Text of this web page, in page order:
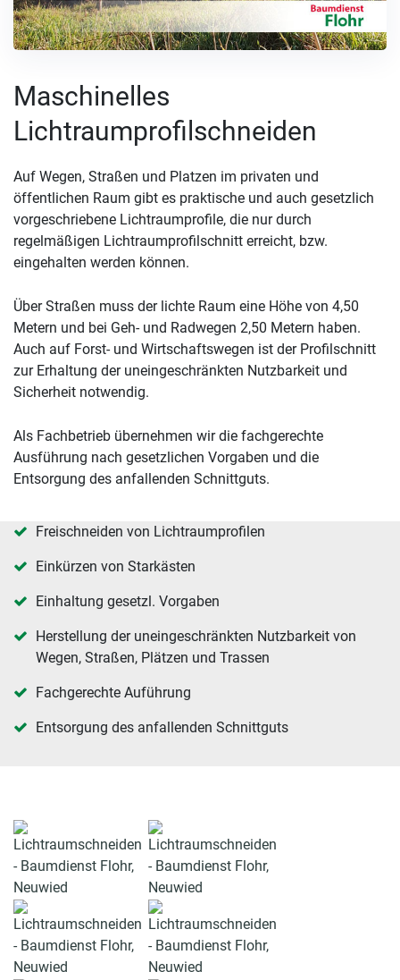
Maschinelles
Lichtraumprofilschneiden
Auf Wegen, Straßen und Platzen im privaten und
öffentlichen Raum gibt es praktische und auch gesetzlich
vorgeschriebene Lichtraumprofile, die nur durch
regelmäßigen Lichtraumprofilschnitt erreicht, bzw.
eingehalten werden können.
Über Straßen muss der lichte Raum eine Höhe von 4,50
Metern und bei Geh- und Radwegen 2,50 Metern haben.
Auch auf Forst- und Wirtschaftswegen ist der Profilschnitt
zur Erhaltung der uneingeschränkten Nutzbarkeit und
Sicherheit notwendig.
Als Fachbetrieb übernehmen wir die fachgerechte
Ausführung nach gesetzlichen Vorgaben und die
Entsorgung des anfallenden Schnittguts.
Freischneiden von Lichtraumprofilen
Einkürzen von Starkästen
Einhaltung gesetzl. Vorgaben
Herstellung der uneingeschränkten Nutzbarkeit von
Wegen, Straßen, Plätzen und Trassen
Fachgerechte Auführung
Entsorgung des anfallenden Schnittguts